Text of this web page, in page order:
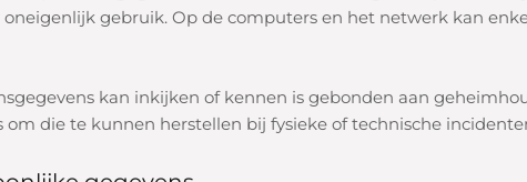
gebruik. Op de computers en het netwerk kan
kan inkijken of kennen is gebonden aan
die te kunnen herstellen bij fysieke of technische